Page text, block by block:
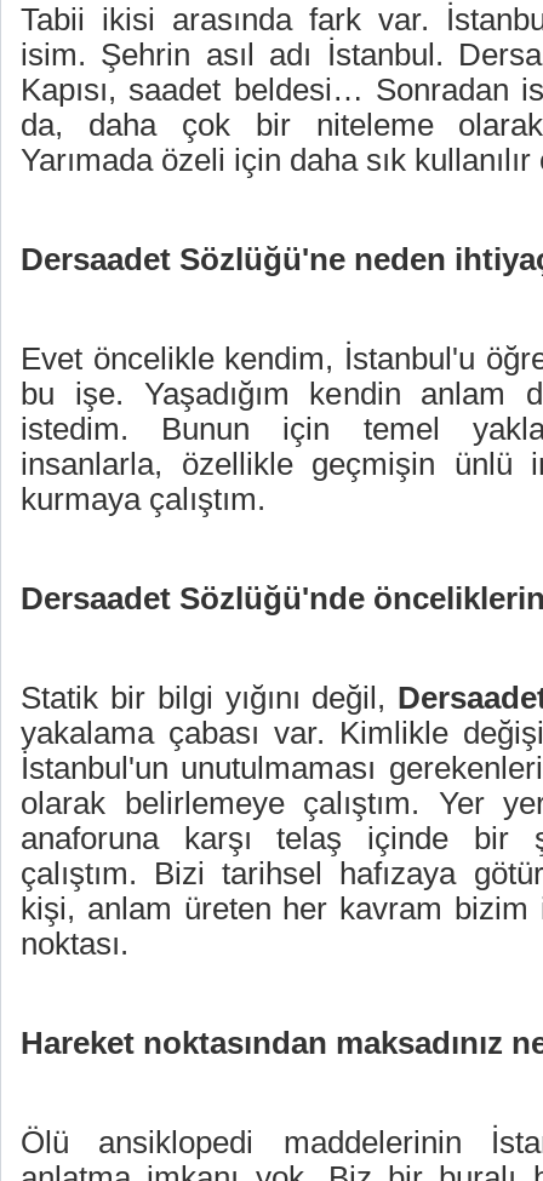
Tabii ikisi arasında fark var.
isim. Şehrin asıl adı İstanbul.
Kapısı, saadet beldesi… Sonradan
da, daha çok bir niteleme
Yarımada özeli için daha sık
Dersaadet Sözlüğü'ne neden
Evet öncelikle kendim, İstanbul'u
bu işe. Yaşadığım kendin anlam
istedim. Bunun için temel
insanlarla, özellikle geçmişin ünlü
kurmaya çalıştım.
Dersaadet Sözlüğü'nde
Statik bir bilgi yığını değil,
yakalama çabası var. Kimlikle
İstanbul'un unutulmaması
olarak belirlemeye çalıştım. Yer
anaforuna karşı telaş içinde bir
çalıştım. Bizi tarihsel hafızaya
kişi, anlam üreten her kavram
noktası.
Hareket noktasından maksadınız
Ölü ansiklopedi maddelerinin